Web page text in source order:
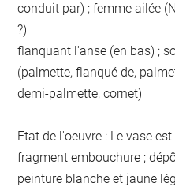
conduit par) ; femme ailée
?)
flanquant l'anse (en bas) ;
(palmette, flanqué de,
demi-palmette, cornet)
Etat de l'oeuvre : Le vase
fragment embouchure ;
peinture blanche et jaune